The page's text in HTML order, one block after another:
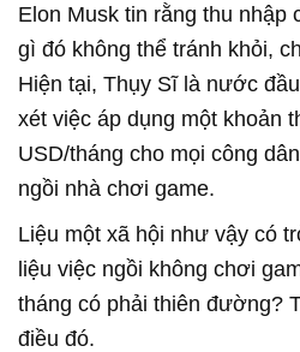
Elon Musk tin rằng thu nhập
gì đó không thể tránh khỏi,
Hiện tại, Thụy Sĩ là nước
xét việc áp dụng một khoản
USD/tháng cho mọi công
ngồi nhà chơi game.
Liệu một xã hội như vậy có
liệu việc ngồi không chơi
tháng có phải thiên đường?
điều đó.